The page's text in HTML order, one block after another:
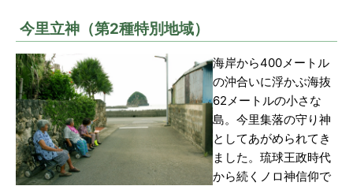
今里立神（第2種特別地域）
海岸から400メートル
の沖合いに浮かぶ海抜
62メートルの小さな
島。今里集落の守り神
としてあがめられてき
ました。琉球王政時代
から続くノロ神信仰で